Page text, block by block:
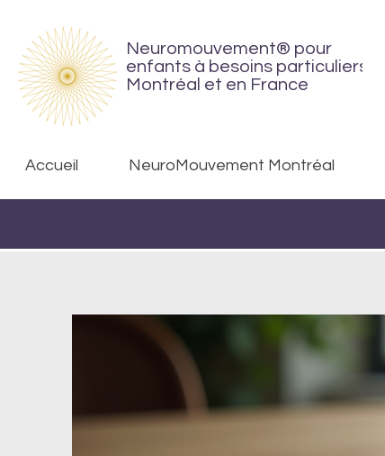
Neuromouvement® pour
enfants à besoins particuliers
Montréal et en France
Accueil NeuroMouvement Montréal